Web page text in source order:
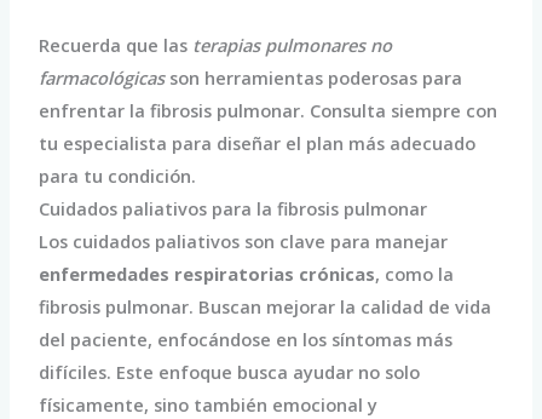
Recuerda que las terapias pulmonares no
farmacológicasson herramientas poderosas para
enfrentar la fibrosis pulmonar. Consulta siempre con
tu especialista para diseñar el plan más adecuado
para tu condición.
Cuidados paliativos para la fibrosis pulmonar
Los cuidados paliativos son clave para manejar
enfermedades respiratorias crónicas, como la
fibrosis pulmonar. Buscan mejorar la calidad de vida
del paciente, enfocándose en los síntomas más
difíciles. Este enfoque busca ayudar no solo
físicamente, sino también emocional y